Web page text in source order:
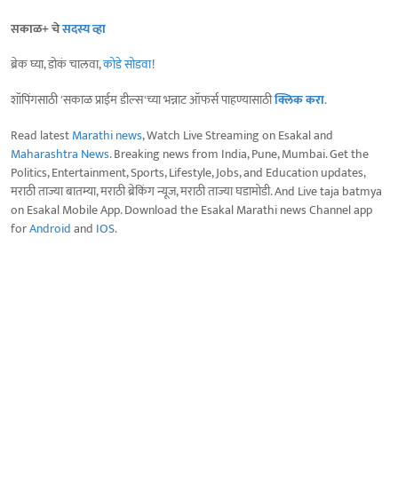
सकाळ+ चेसदस्य व्हा
ब्रेक घ्या, डोकं चालवा,कोडे सोडवा!
शॉपिंगसाठी 'सकाळ प्राईम डील्स'च्या भन्नाट ऑफर्स पाहण्यासाठीक्लिक करा.
Read latestMarathi news, Watch Live Streaming on Esakal and
Maharashtra News. Breaking news from India, Pune, Mumbai. Get the
Politics, Entertainment, Sports, Lifestyle, Jobs, and Education updates,
मराठी ताज्या बातम्या, मराठी ब्रेकिंग न्यूज, मराठी ताज्या घडामोडी. And Live taja batmya
on Esakal Mobile App. Download the Esakal Marathi news Channel app
forAndroidand IOS.